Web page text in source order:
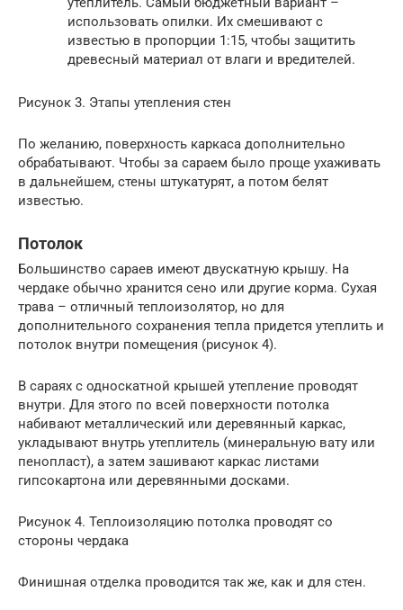
использовать опилки. Их смешивают с
известью в пропорции 1:15, чтобы защитить
древесный материал от влаги и вредителей.
Рисунок 3. Этапы утепления стен
По желанию, поверхность каркаса дополнительно
обрабатывают. Чтобы за сараем было проще ухаживать
в дальнейшем, стены штукатурят, а потом белят
известью.
Потолок
Большинство сараев имеют двускатную крышу. На
чердаке обычно хранится сено или другие корма. Сухая
трава – отличный теплоизолятор, но для
дополнительного сохранения тепла придется утеплить и
потолок внутри помещения (рисунок 4).
В сараях с односкатной крышей утепление проводят
внутри. Для этого по всей поверхности потолка
набивают металлический или деревянный каркас,
укладывают внутрь утеплитель (минеральную вату или
пенопласт), а затем зашивают каркас листами
гипсокартона или деревянными досками.
Рисунок 4. Теплоизоляцию потолка проводят со
стороны чердака
Финишная отделка проводится так же, как и для стен.